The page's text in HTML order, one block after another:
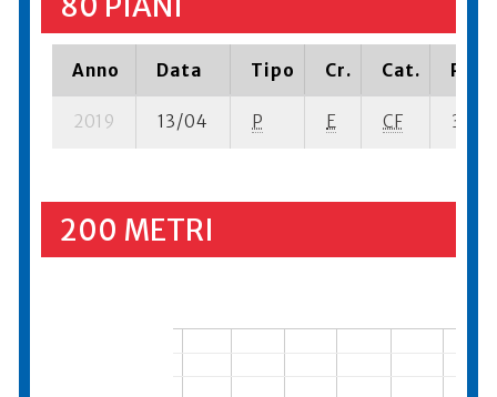
Anno Data Tipo Cr. Cat.
2019 13/04 P E CF 3 su-
200 METRI